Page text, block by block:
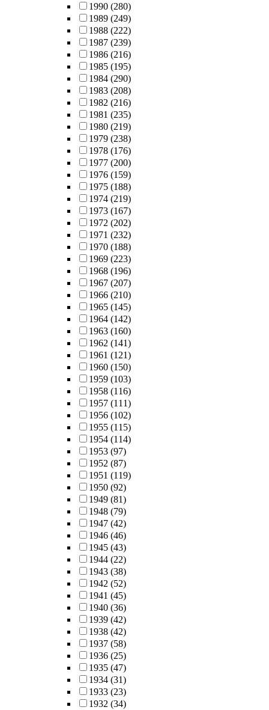
1990 (280)
1989 (249)
1988 (222)
1987 (239)
1986 (216)
1985 (195)
1984 (290)
1983 (208)
1982 (216)
1981 (235)
1980 (219)
1979 (238)
1978 (176)
1977 (200)
1976 (159)
1975 (188)
1974 (219)
1973 (167)
1972 (202)
1971 (232)
1970 (188)
1969 (223)
1968 (196)
1967 (207)
1966 (210)
1965 (145)
1964 (142)
1963 (160)
1962 (141)
1961 (121)
1960 (150)
1959 (103)
1958 (116)
1957 (111)
1956 (102)
1955 (115)
1954 (114)
1953 (97)
1952 (87)
1951 (119)
1950 (92)
1949 (81)
1948 (79)
1947 (42)
1946 (46)
1945 (43)
1944 (22)
1943 (38)
1942 (52)
1941 (45)
1940 (36)
1939 (42)
1938 (42)
1937 (58)
1936 (25)
1935 (47)
1934 (31)
1933 (23)
1932 (34)